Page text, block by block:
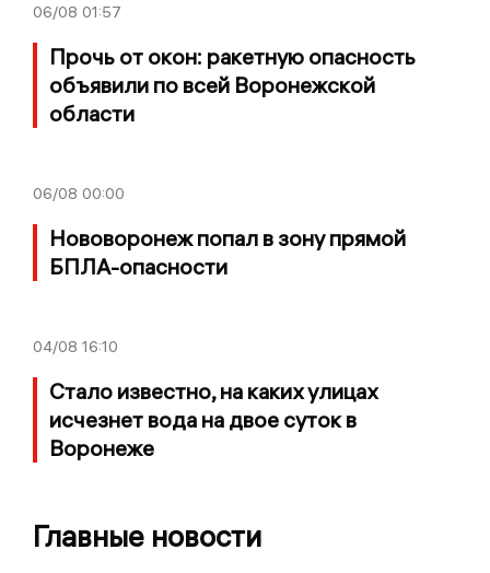
06/08 01:57
Прочь от окон: ракетную опасность
объявили по всей Воронежской
области
06/08 00:00
Нововоронеж попал в зону прямой
БПЛА-опасности
04/08 16:10
Стало известно, на каких улицах
исчезнет вода на двое суток в
Воронеже
Главные новости